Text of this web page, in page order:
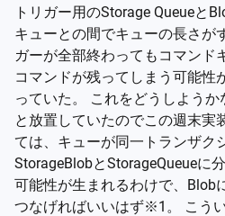
トリガー用のStorage Queueと
キューとの間でキューの長さが
ガーが全部終わってもコマンド
コマンドが残ってしまう可能性
っていた。 これをどうしよう
と放置していたのでこの週末実
ては、キューが同一トランザク
StorageBlobとStorageQueueに
可能性が生まれるわけで、Blob
つなげればいいはず※1。 こう